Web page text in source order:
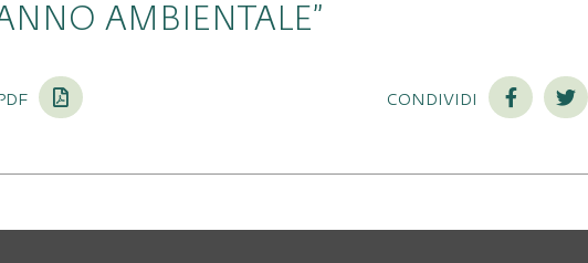
AMBIENTALE”
condividi